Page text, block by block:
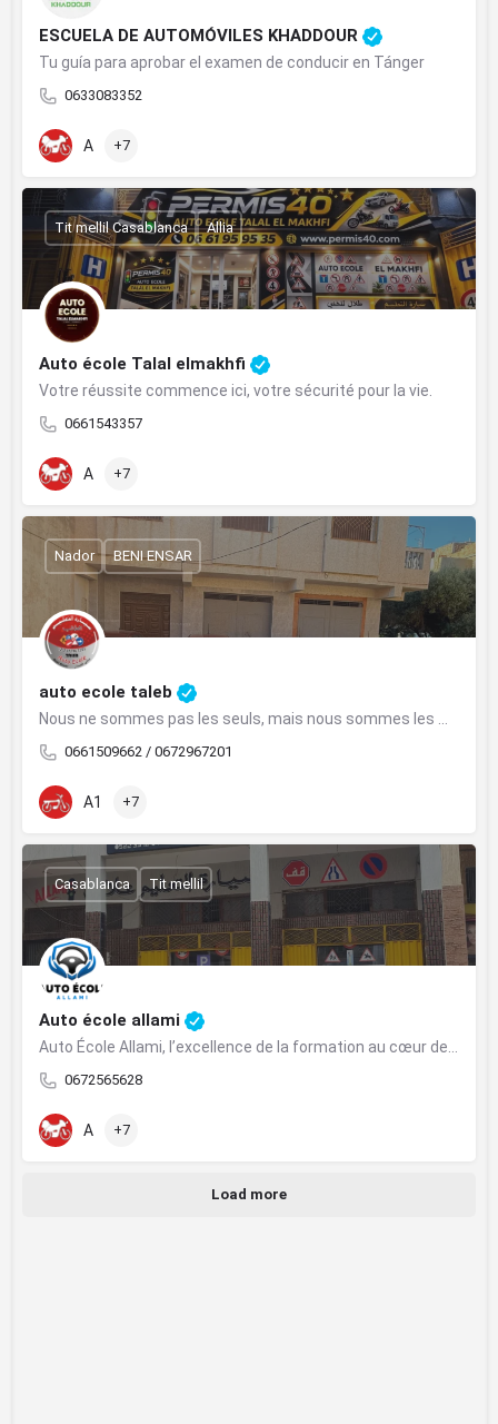
ESCUELA DE AUTOMÓVILES KHADDOUR
Tu guía para aprobar el examen de conducir en Tánger
0633083352
A +7
Auto école Talal elmakhfi
Votre réussite commence ici, votre sécurité pour la vie.
0661543357
Tit mellil Casablanca Allia
A +7
auto ecole taleb
0661509662 / 0672967201
Nador BENI ENSAR
A1 +7
Auto école allami
0672565628
Casablanca Tit mellil
A +7
Load more